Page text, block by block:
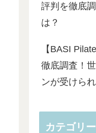
評判を徹底
は？
【BASI
徹底調査！
ンが受けら
カテゴリー